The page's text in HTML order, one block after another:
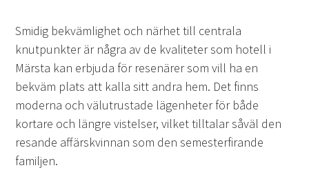
Smidig bekvämlighet och närhet till centrala
knutpunkter är några av de kvaliteter som hotell i
Märsta kan erbjuda för resenärer som vill ha en
bekväm plats att kalla sitt andra hem. Det finns
moderna och välutrustade lägenheter för både
kortare och längre vistelser, vilket tilltalar såväl den
resande affärskvinnan som den semesterfirande
familjen.